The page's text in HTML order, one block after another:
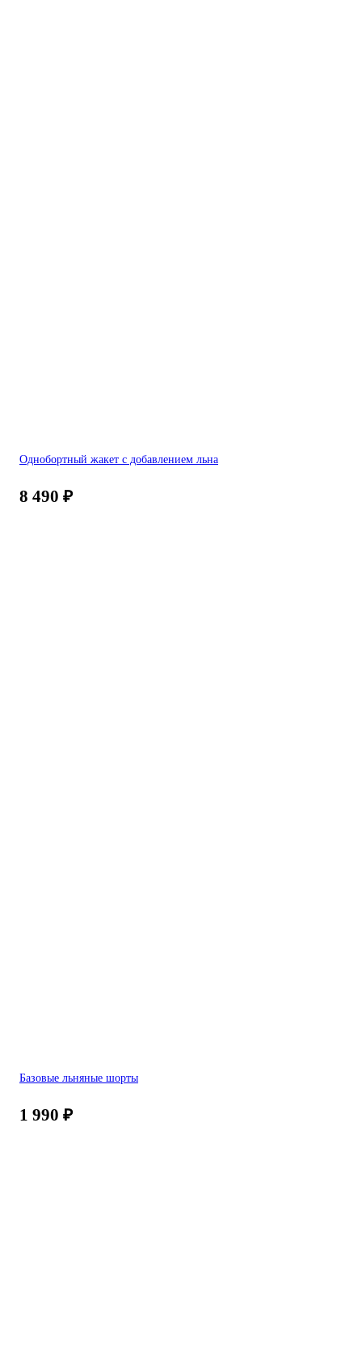
Однобортный жакет с добавлением льна
8 490 ₽
Базовые льняные шорты
1 990 ₽